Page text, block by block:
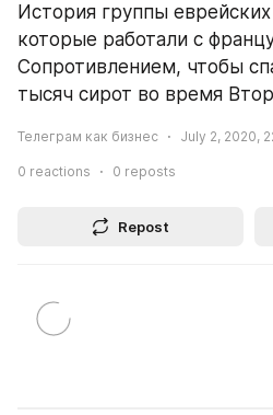
История группы
которые работали с
Сопротивлением, чтобы
тысяч сирот во время
Телеграм как бизнес July 2, 2020,
0 reactions 0 reposts
Repost